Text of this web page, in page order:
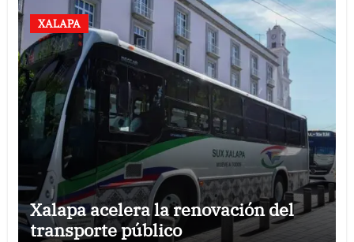
XALAPA
Xalapa acelera la renovación del
transporte público